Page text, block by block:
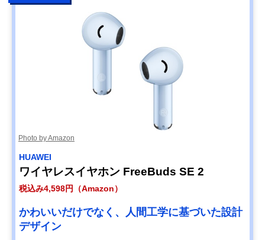
Photo by Amazon
HUAWEI
ワイヤレスイヤホン FreeBuds SE 2
税込み4,598円（Amazon）
かわいいだけでなく、人間工学に基づいた設計
デザイン